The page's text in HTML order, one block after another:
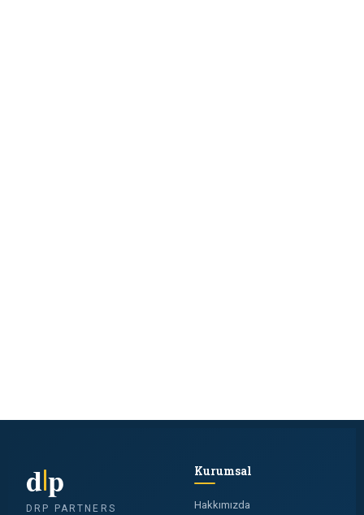
dp
DRP PARTNERS
Kurumsal
Hakkımızda